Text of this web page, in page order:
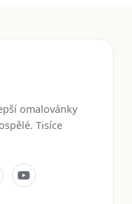
omalovánky
Tisíce